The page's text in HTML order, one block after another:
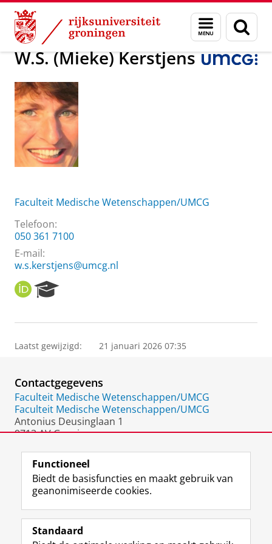
Skip
Content
Skip
Navigation
Menu
en
zoeken
Over ons W.S. (Mieke) Kerstjens
W.S. (Mieke) Kerstjens
Faculteit Medische Wetenschappen/UMCG
Telefoon:
050 361 7100
E-mail:
w.s.kerstjens@umcg.nl
O
R
I
e
r
P
o
r
t
a
Laatst gewijzigd: 21 januari 2026 07:35
Contactgegevens
Faculteit Medische Wetenschappen/UMCG
Faculteit Medische Wetenschappen/UMCG
Antonius Deusinglaan 1
9713 AV Groningen
Volg de RUG
F
a
L
i
R
S
I
n
Y
o
Functioneel
Biedt de basisfuncties en maakt gebruik van
geanonimiseerde cookies.
Standaard